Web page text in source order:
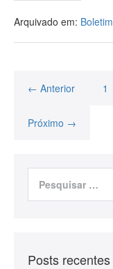
Arquivado em: Boletim
← Anterior 1
Próximo →
Posts recentes